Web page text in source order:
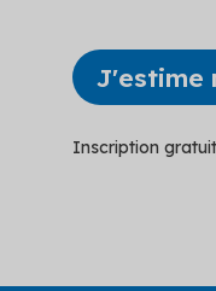
J'estime
Inscription